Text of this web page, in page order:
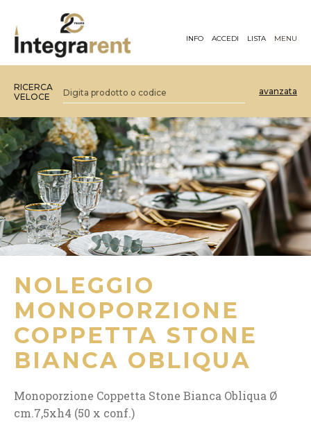
INFO ACCEDI LISTA MENU
RICERCA
VELOCE
avanzata
NOLEGGIO
MONOPORZIONE
COPPETTA STONE
BIANCA OBLIQUA
Monoporzione Coppetta Stone Bianca Obliqua Ø
cm.7,5xh4 (50 x conf.)